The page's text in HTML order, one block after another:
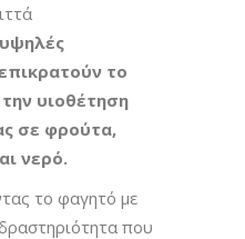
το
υιοθέτηση
σε φρούτα,
νερό.
το φαγητό με
που